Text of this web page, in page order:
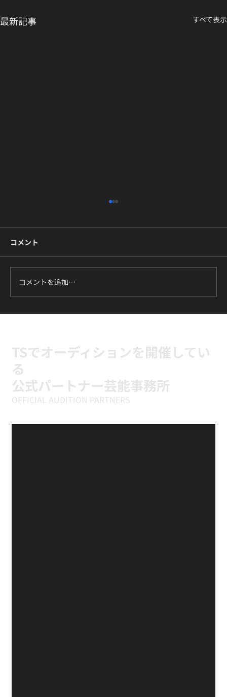
最新記事 すべて表示
「推しのダンス、自分でも踊れたら楽しいだろ
うな」。そう思う一方で、「未経験だから浮い
てしまうかも」「振付が覚えられなかったら恥
ずかしい」と一歩を踏み出せずにいる方は多い
富町のTSダンスカンパニーで、どうやってゼロ
は未経験か
コメント
コメントを追加…
TSでオーディションを開催してい
る
公式パートナー芸能事務所
OFFICIAL AUDITION PARTNERS